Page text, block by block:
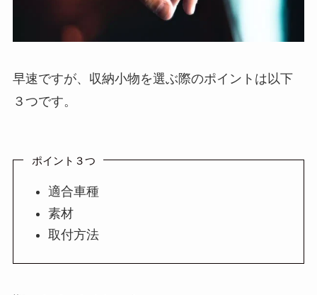
早速ですが、収納小物を選ぶ際のポイントは以下
３つです。
ポイント３つ
適合車種
素材
取付方法